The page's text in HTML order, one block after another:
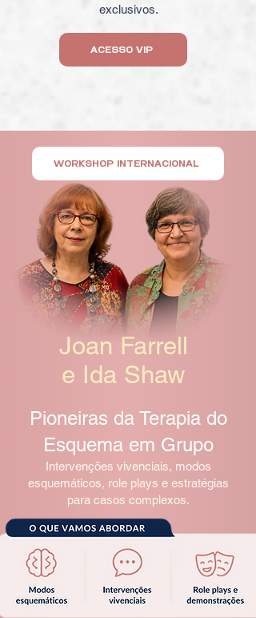
exclusivos.
ACESSO VIP
WORKSHOP INTERNACIONAL
Joan Farrell
e Ida Shaw
Pioneiras da Terapia do
Esquema em Grupo
Intervenções vivenciais, modos
esquemáticos, role plays e estratégias
para casos complexos.